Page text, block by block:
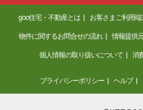
goo住宅・不動産とは お客さまご利用
物件に関するお問合せの流れ 情報提供
個人情報の取り扱いについて 消
プライバシーポリシー ヘルプ